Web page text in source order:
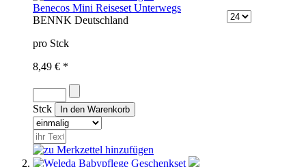
Benecos Mini Reiseset Unterwegs
BENNK Deutschland
pro Stck
8,49 € *
Stck